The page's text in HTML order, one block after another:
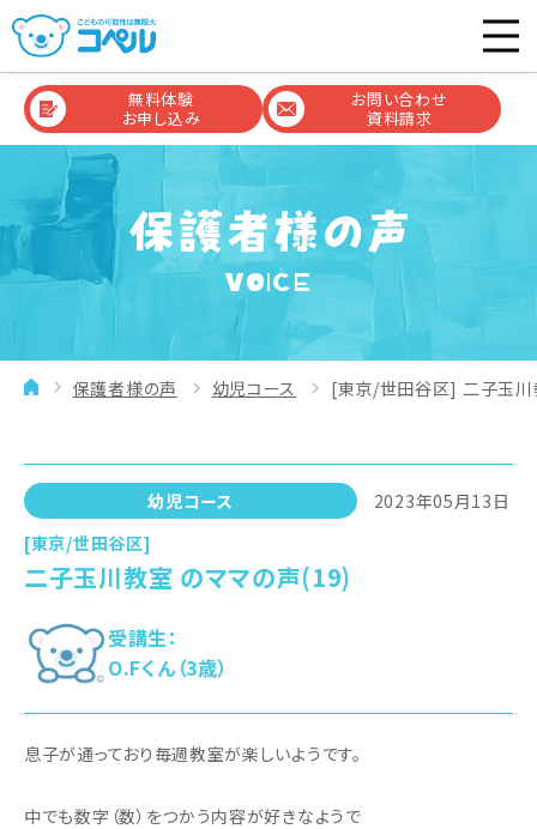
無料体験
お申し込み
お問い合わせ
資料請求
VOICE
保護者様の声 幼児コース [東京/世田谷区] 二子玉
幼児コース
2023年05月13日
[東京/世田谷区]
二子玉川教室 のママの声(19)
受講生：
O.Fくん（3歳）
息子が通っており毎週教室が楽しいようです。
中でも数字（数）をつかう内容が好きなようで